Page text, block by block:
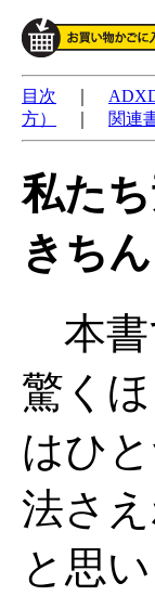
目次
方）
関連
私た
きち
本書
驚く
はひ
法さ
と思